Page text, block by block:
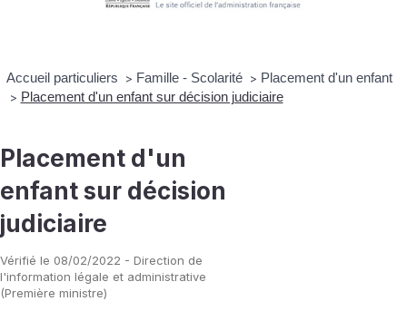
Accueil particuliers > Famille - Scolarité > Placement d'un enfant
> Placement d'un enfant sur décision judiciaire
Placement d'un
enfant sur décision
judiciaire
Vérifié le 08/02/2022 - Direction de
l'information légale et administrative
(Première ministre)